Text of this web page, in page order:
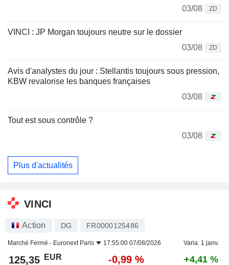
03/08
ZD
VINCI : JP Morgan toujours neutre sur le dossier
03/08
ZD
Avis d'analystes du jour : Stellantis toujours sous pression,
KBW revalorise les banques françaises
03/08
Tout est sous contrôle ?
03/08
Plus d'actualités
VINCI
Action DG FR0000125486
Marché Fermé - Euronext Paris 17:55:00 07/08/2026 Varia. 1 janv.
125,35 EUR -0,99 % +4,41 %